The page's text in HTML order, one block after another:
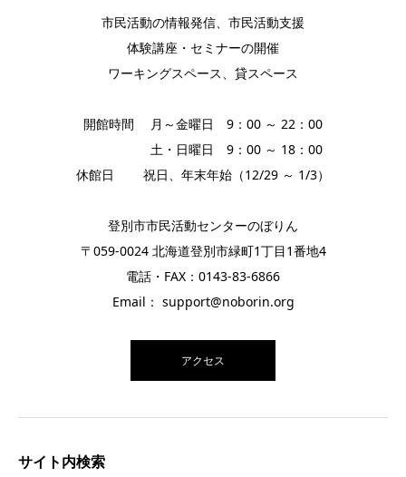
市民活動の情報発信、市民活動支援
体験講座・セミナーの開催
ワーキングスペース、貸スペース
開館時間 月～金曜日 9：00 ～ 22：00
土・日曜日 9：00 ～ 18：00
休館日 祝日、年末年始（12/29 ～ 1/3）
登別市市民活動センターのぼりん
〒059-0024 北海道登別市緑町1丁目1番地4
電話・FAX：0143-83-6866
Email： support@noborin.org
アクセス
サイト内検索